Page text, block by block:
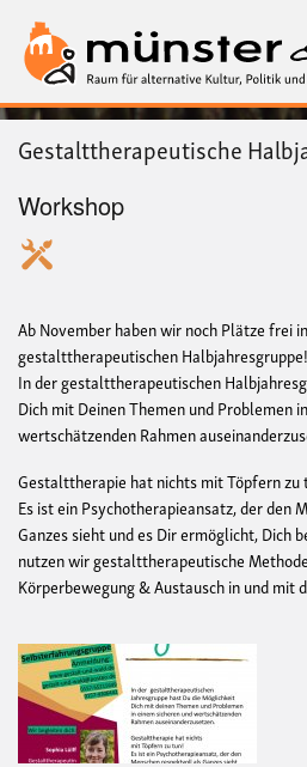
zum
Inhalt
Gestalttherapeutische
Workshop
Ab November haben wir noch Plätze frei
gestalttherapeutischen Halbjahresgruppe!
In der gestalttherapeutischen
Dich mit Deinen Themen und Problemen
wertschätzenden Rahmen
Gestalttherapie hat nichts mit Töpfern zu
Es ist ein Psychotherapieansatz, der den
Ganzes sieht und es Dir ermöglicht, Dich
nutzen wir gestalttherapeutische
Körperbewegung & Austausch in und mit